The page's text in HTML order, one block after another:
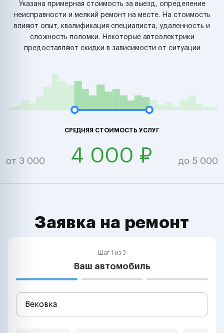
Указана примерная стоимость за выезд, определение
неисправности и мелкий ремонт на месте. На стоимость
влияют опыт, квалификация специалиста, удаленность и
сложность поломки. Некоторые автоэлектрики
предоставляют скидки в зависимости от ситуации
СРЕДНЯЯ СТОИМОСТЬ УСЛУГ
от 3 000 4 000 ₽ до 5 000
Заявка на ремонт
Шаг 1 из 3
Ваш автомобиль